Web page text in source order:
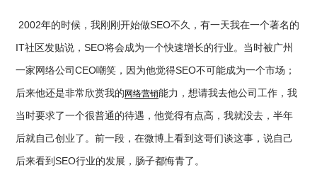
2002年的时候，我刚刚开始做SEO不久，有一天我在一个著名的
IT社区发贴说，SEO将会成为一个快速增长的行业。当时被广州
一家网络公司CEO嘲笑，因为他觉得SEO不可能成为一个市场；
后来他还是非常欣赏我的 网络营销能力，想请我去他公司工作，我
当时要求了一个很普通的待遇，他觉得有点高，我就没去，半年
后就自己创业了。前一段，在微博上看到这哥们谈这事，说自己
后来看到SEO行业的发展，肠子都悔青了。